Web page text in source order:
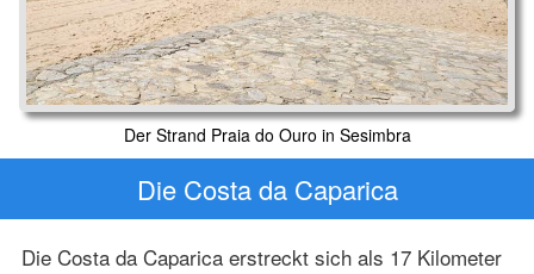
Der Strand Praia do Ouro in Sesimbra
Die Costa da Caparica
Die Costa da Caparica erstreckt sich als 17 Kilometer